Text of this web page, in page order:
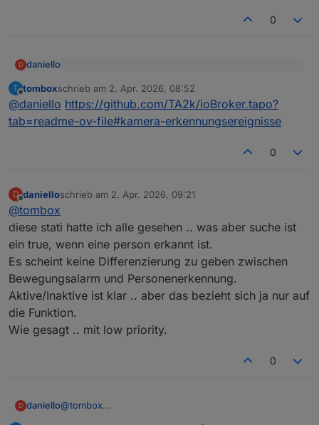
0
D daniello
@daniellosollte es in der GitHub version geben
Bitte testen ob es geht
Würdest Du mir sagen auf welches Objekt ich genau
achten soll? für einen Personenerkennungsalarm?
T
Offline
tomboxschrieb am 2. Apr. 2026, 08:52
zuletzt editiert von
@daniello https://github.com/TA2k/ioBroker.tapo?
tab=readme-ov-file#kamera-erkennungsereignisse
0
D
Offline
danielloschrieb am 2. Apr. 2026, 09:21
zuletzt editiert von
@tombox
diese stati hatte ich alle gesehen .. was aber suche ist
ein true, wenn eine person erkannt ist.
Es scheint keine Differenzierung zu geben zwischen
Bewegungsalarm und Personenerkennung.
Aktive/Inaktive ist klar .. aber das bezieht sich ja nur auf
die Funktion.
Wie gesagt .. mit low priority.
0
D daniello@tombox